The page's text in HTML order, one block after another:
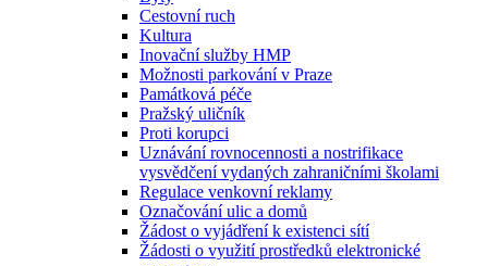
Cestovní ruch
Kultura
Inovační služby HMP
Možnosti parkování v Praze
Památková péče
Pražský uličník
Proti korupci
Uznávání rovnocennosti a nostrifikace
vysvědčení vydaných zahraničními školami
Regulace venkovní reklamy
Označování ulic a domů
Žádost o vyjádření k existenci sítí
Žádosti o využití prostředků elektronické